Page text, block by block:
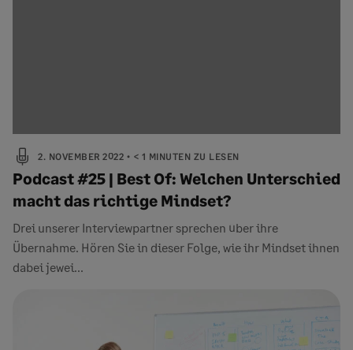
2. NOVEMBER 2022 < 1 MINUTEN ZU LESEN
Podcast #25 | Best Of: Welchen Unterschied
macht das richtige Mindset?
Drei unserer Interviewpartner sprechen über ihre
Übernahme. Hören Sie in dieser Folge, wie ihr Mindset ihnen
dabei jewei...